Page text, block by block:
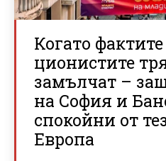
Когато
ционистите
замълчат –
на София и
спокойни от
Европа